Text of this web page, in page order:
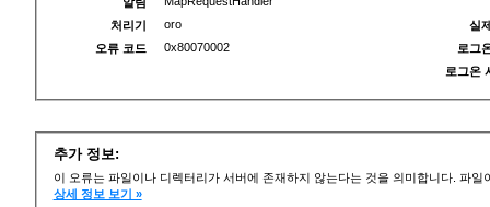
처리기
oro
오류 코드
0x80070002
실
로그
로그온
추가 정보:
이 오류는 파일이나 디렉터리가 서버에 존재하지 않는다는 것을 의미합니다. 파
상세 정보 보기 »